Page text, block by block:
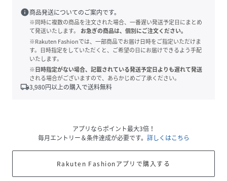
info商品発送についてのご案内です。
※同時に複数の商品を注文された場合、一番遅い発送予定日にまとめ
て発送いたします。
お急ぎの商品は、個別にご注文ください。
※Rakuten Fashionでは、一部商品でお届け日時をご指定いただけま
す。日時指定をしていただくと、ご希望の日にお届けできるよう手配
いたします。
※日時指定がない場合、記載されている発送予定日よりも遅れて発送
される場合がございますので、あらかじめご了承ください。
local_shipping3,980円以上の購入で送料無料
アプリならポイント最大3倍！
毎月エントリー＆条件達成が必要です。 詳しくはこちら
Rakuten Fashionアプリで購入する